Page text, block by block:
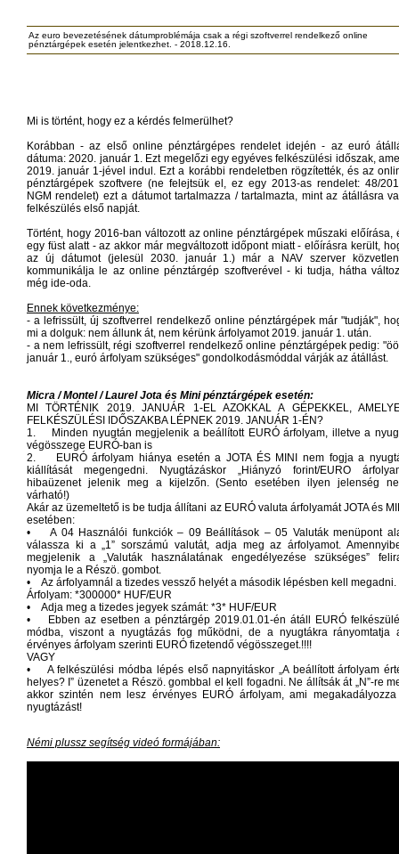
Az euro bevezetésének dátumproblémája csak a régi szoftverrel rendelkező online
pénztárgépek esetén jelentkezhet. - 2018.12.16.
Mi is történt, hogy ez a kérdés felmerülhet?
Korábban - az első online pénztárgépes rendelet idején - az euró
dátuma: 2020. január 1. Ezt megelőzi egy egyéves felkészülési időszak,
2019. január 1-jével indul. Ezt a korábbi rendeletben rögzítették, és az
pénztárgépek szoftvere (ne felejtsük el, ez egy 2013-as rendelet: 48/
NGM rendelet) ezt a dátumot tartalmazza / tartalmazta, mint az átállásra
felkészülés első napját.
Történt, hogy 2016-ban változott az online pénztárgépek műszaki előírása,
egy füst alatt - az akkor már megváltozott időpont miatt - előírásra került,
az új dátumot (jelesül 2030. január 1.) már a NAV szerver
kommunikálja le az online pénztárgép szoftverével - ki tudja, hátha
még ide-oda.
Ennek következménye:
- a lefrissült, új szoftverrel rendelkező online pénztárgépek már "tudják",
mi a dolguk: nem állunk át, nem kérünk árfolyamot 2019. január 1. után.
- a nem lefrissült, régi szoftverrel rendelkező online pénztárgépek pedig:
január 1., euró árfolyam szükséges" gondolkodásmóddal várják az átállást.
Micra / Montel / Laurel Jota és Mini pénztárgépek esetén:
MI TÖRTÉNIK 2019. JANUÁR 1-EL AZOKKAL A GÉPEKKEL,
FELKÉSZÜLÉSI IDŐSZAKBA LÉPNEK 2019. JANUÁR 1-ÉN?
1. Minden nyugtán megjelenik a beállított EURÓ árfolyam, illetve a
végösszege EURÓ-ban is
2. EURÓ árfolyam hiánya esetén a JOTA ÉS MINI nem fogja a
kiállítását megengedni. Nyugtázáskor „Hiányzó forint/EURO
hibaüzenet jelenik meg a kijelzőn. (Sento esetében ilyen jelenség
várható!)
Akár az üzemeltető is be tudja állítani az EURÓ valuta árfolyamát JOTA és
esetében:
• A 04 Használói funkciók – 09 Beállítások – 05 Valuták menüpont
válassza ki a „1” sorszámú valutát, adja meg az árfolyamot.
megjelenik a „Valuták használatának engedélyezése szükséges”
nyomja le a Részö. gombot.
• Az árfolyamnál a tizedes vessző helyét a második lépésben kell megadni.
Árfolyam: *300000* HUF/EUR
• Adja meg a tizedes jegyek számát: *3* HUF/EUR
• Ebben az esetben a pénztárgép 2019.01.01-én átáll EURÓ
módba, viszont a nyugtázás fog működni, de a nyugtákra rányomtatja
érvényes árfolyam szerinti EURÓ fizetendő végösszeget.!!!!
VAGY
• A felkészülési módba lépés első napnyitáskor „A beállított árfolyam
helyes? I” üzenetet a Részö. gombbal el kell fogadni. Ne állítsák át „N”-re
akkor szintén nem lesz érvényes EURÓ árfolyam, ami
nyugtázást!
Némi plussz segítség videó formájában: